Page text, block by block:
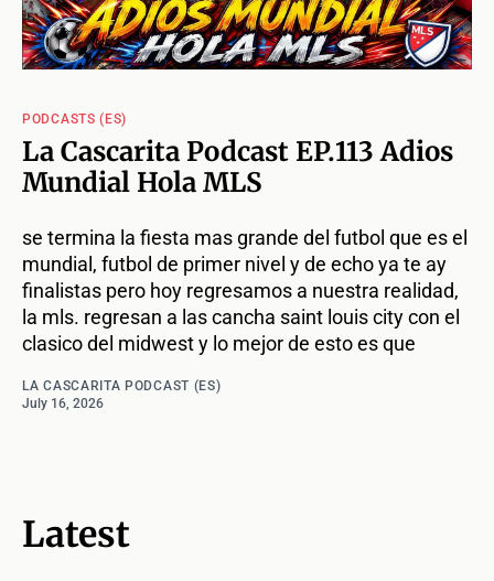
PODCASTS (ES)
La Cascarita Podcast EP.113 Adios
Mundial Hola MLS
se termina la fiesta mas grande del futbol que es el
mundial, futbol de primer nivel y de echo ya te ay
finalistas pero hoy regresamos a nuestra realidad,
la mls. regresan a las cancha saint louis city con el
clasico del midwest y lo mejor de esto es que
LA CASCARITA PODCAST (ES)
July 16, 2026
Latest